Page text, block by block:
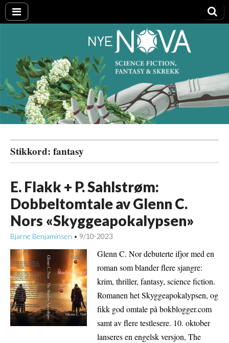
Nye NOVA
Stikkord: fantasy
E. Flakk + P. Sahlstrøm:
Dobbeltomtale av Glenn C.
Nors «Skyggeapokalypsen»
Bjarne Benjaminsen • 9/10-2023
Glenn C. Nor debuterte ifjor med en
roman som blander flere sjangre:
krim, thriller, fantasy, science fiction.
Romanen het Skyggeapokalypsen, og
fikk god omtale på bokblogger.com
samt av flere testlesere. 10. oktober
lanseres en engelsk versjon, The